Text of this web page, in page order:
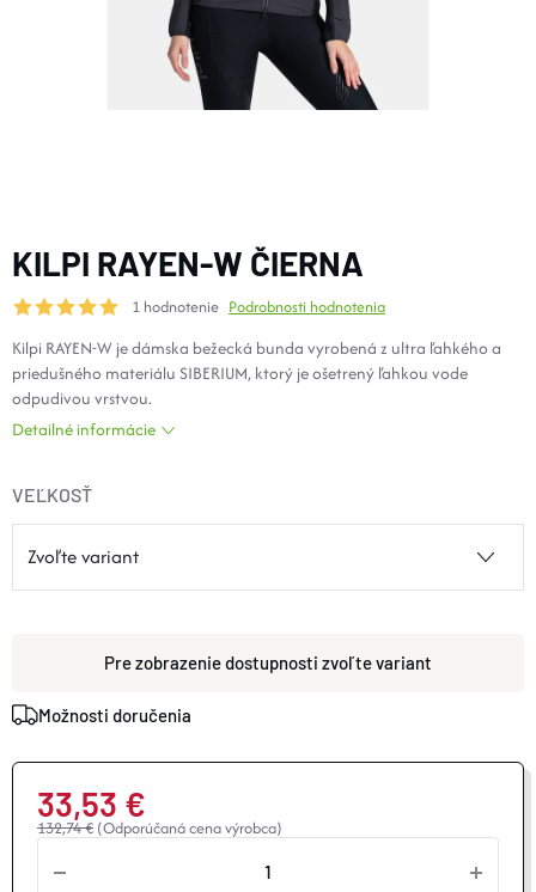
CYKLISTIKA
Obchodné podmienky
Podmienky ochrany osobných údajov
Reklamácie
KILPI RAYEN-W ČIERNA
1 hodnotenie Podrobnosti hodnotenia
Kilpi RAYEN-W je dámska bežecká bunda vyrobená z ultra ľahkého a
priedušného materiálu SIBERIUM, ktorý je ošetrený ľahkou vode
odpudivou vrstvou.
Detailné informácie
VEĽKOSŤ
zvoľte variant
Možnosti doručenia
132,74 € (Odporúčaná cena výrobca)
33,53 €
Jednotková